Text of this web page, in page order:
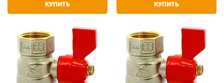
КУПИТЬ КУПИТЬ